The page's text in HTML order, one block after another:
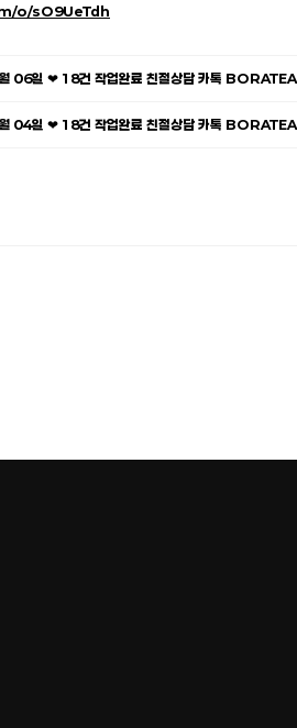
o/sO9UeTdh
06일 ❤ 18건 작업완료 친절상담 카톡
04일 ❤ 18건 작업완료 친절상담 카톡